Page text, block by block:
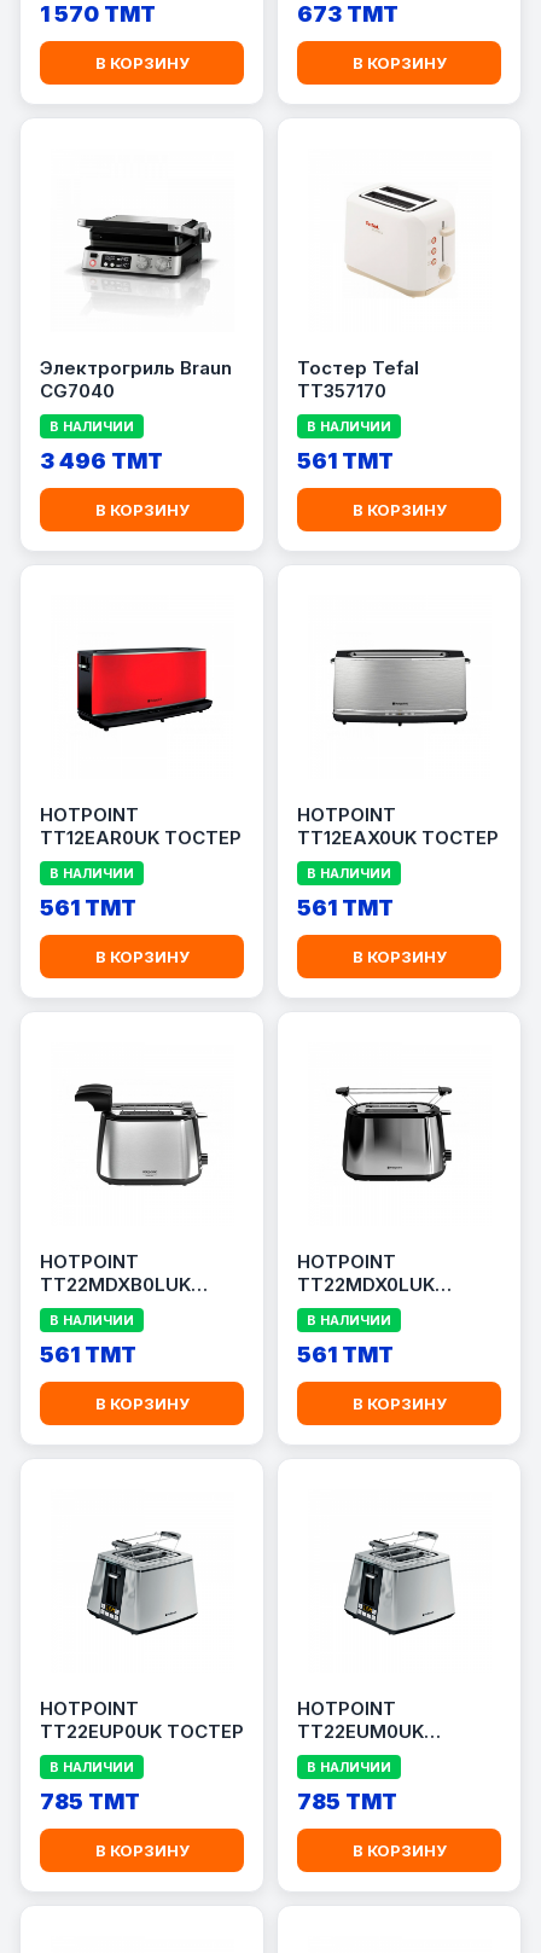
1 570 TMT
В КОРЗИНУ
673 TMT
В КОРЗИНУ
Электрогриль Braun
CG7040
В НАЛИЧИИ
3 496 TMT
В КОРЗИНУ
Тостер Tefal
TT357170
В НАЛИЧИИ
561 TMT
В КОРЗИНУ
HOTPOINT
TT12EAR0UK ТОСТЕР
В НАЛИЧИИ
561 TMT
В КОРЗИНУ
HOTPOINT
TT12EAX0UK ТОСТЕР
В НАЛИЧИИ
561 TMT
В КОРЗИНУ
HOTPOINT
TT22MDXB0LUK
ТОСТЕР
В НАЛИЧИИ
561 TMT
В КОРЗИНУ
HOTPOINT
TT22MDX0LUK
ТОСТЕР
В НАЛИЧИИ
561 TMT
В КОРЗИНУ
HOTPOINT
TT22EUP0UK ТОСТЕР
В НАЛИЧИИ
785 TMT
В КОРЗИНУ
HOTPOINT
TT22EUM0UK
ТОСТЕР
В НАЛИЧИИ
785 TMT
В КОРЗИНУ